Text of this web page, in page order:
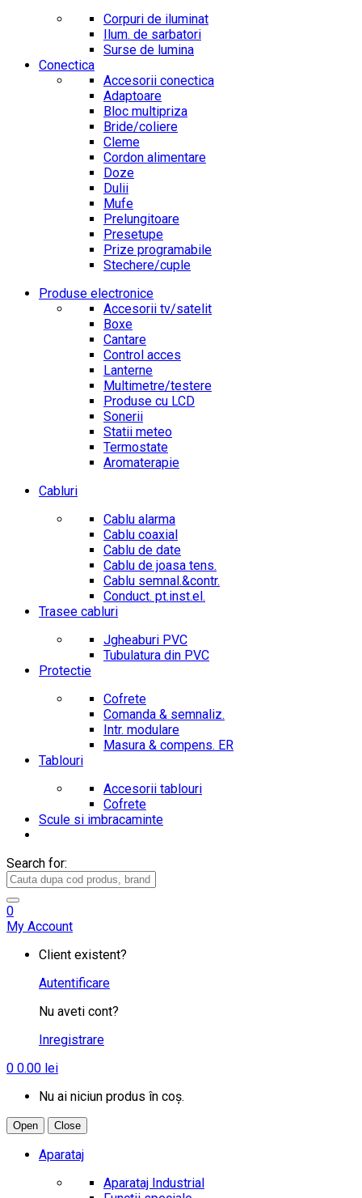
Corpuri de iluminat
Ilum. de sarbatori
Surse de lumina
Conectica
Accesorii conectica
Adaptoare
Bloc multipriza
Bride/coliere
Cleme
Cordon alimentare
Doze
Dulii
Mufe
Prelungitoare
Presetupe
Prize programabile
Stechere/cuple
Produse electronice
Accesorii tv/satelit
Boxe
Cantare
Control acces
Lanterne
Multimetre/testere
Produse cu LCD
Sonerii
Statii meteo
Termostate
Aromaterapie
Cabluri
Cablu alarma
Cablu coaxial
Cablu de date
Cablu de joasa tens.
Cablu semnal.&contr.
Conduct. pt.inst.el.
Trasee cabluri
Jgheaburi PVC
Tubulatura din PVC
Protectie
Cofrete
Comanda & semnaliz.
Intr. modulare
Masura & compens. ER
Tablouri
Accesorii tablouri
Cofrete
Scule si imbracaminte
Search for:
0
My Account
Client existent?
Autentificare
Nu aveti cont?
Inregistrare
0 0.00 lei
Nu ai niciun produs în coș.
Open Close
Aparataj
Aparataj Industrial